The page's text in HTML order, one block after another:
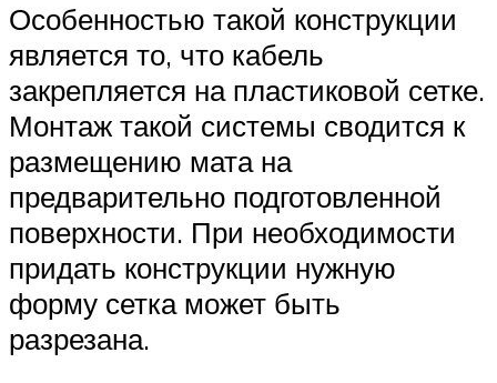
Особенностью такой конструкции
является то, что кабель
закрепляется на пластиковой сетке.
Монтаж такой системы сводится к
размещению мата на
предварительно подготовленной
поверхности. При необходимости
придать конструкции нужную
форму сетка может быть
разрезана.